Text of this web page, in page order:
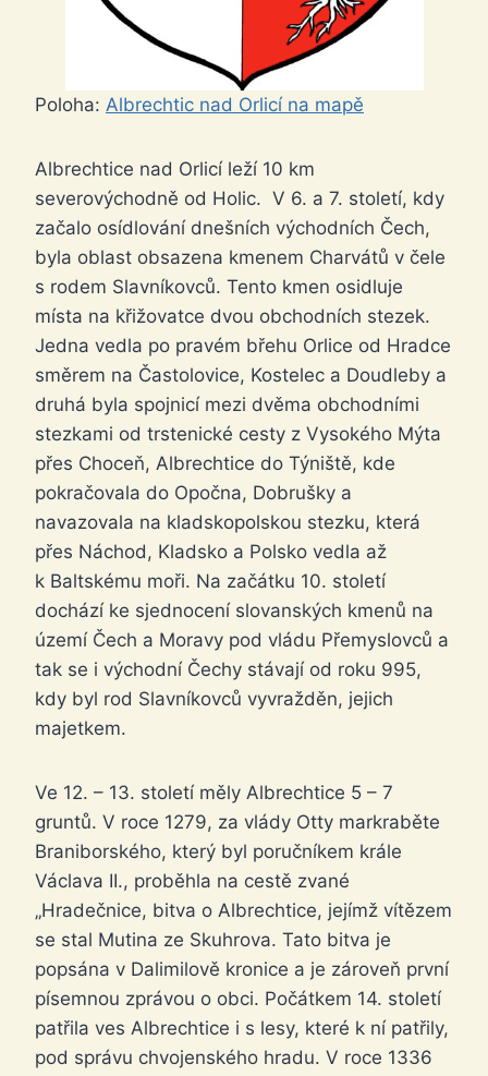
Poloha: Albrechtic nad Orlicí na mapě
Albrechtice nad Orlicí leží 10 km
severovýchodně od Holic. V 6. a 7. století, kdy
začalo osídlování dnešních východních Čech,
byla oblast obsazena kmenem Charvátů v čele
s rodem Slavníkovců. Tento kmen osidluje
místa na křižovatce dvou obchodních stezek.
Jedna vedla po pravém břehu Orlice od Hradce
směrem na Častolovice, Kostelec a Doudleby a
druhá byla spojnicí mezi dvěma obchodními
stezkami od trstenické cesty z Vysokého Mýta
přes Choceň, Albrechtice do Týniště, kde
pokračovala do Opočna, Dobrušky a
navazovala na kladskopolskou stezku, která
přes Náchod, Kladsko a Polsko vedla až
k Baltskému moři. Na začátku 10. století
dochází ke sjednocení slovanských kmenů na
území Čech a Moravy pod vládu Přemyslovců a
tak se i východní Čechy stávají od roku 995,
kdy byl rod Slavníkovců vyvražděn, jejich
majetkem.
Ve 12. – 13. století měly Albrechtice 5 – 7
gruntů. V roce 1279, za vlády Otty markraběte
Braniborského, který byl poručníkem krále
Václava II., proběhla na cestě zvané
„Hradečnice, bitva o Albrechtice, jejímž vítězem
se stal Mutina ze Skuhrova. Tato bitva je
popsána v Dalimilově kronice a je zároveň první
písemnou zprávou o obci. Počátkem 14. století
patřila ves Albrechtice i s lesy, které k ní patřily,
pod správu chvojenského hradu. V roce 1336